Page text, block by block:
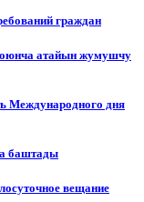
граждан
атайын жумушчу
Международного дня
баштады
вещание